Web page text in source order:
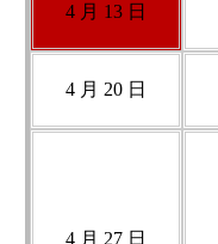
4 月 13 日
4 月 20 日
4 月 27 日